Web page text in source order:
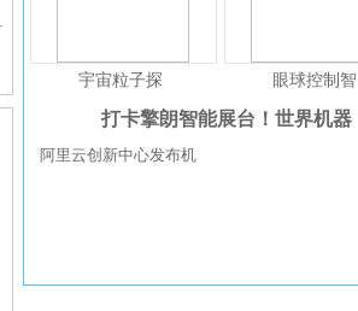
宇宙粒子探 眼球控制智
打卡擎朗智能展台！世界机器
阿里云创新中心发布机